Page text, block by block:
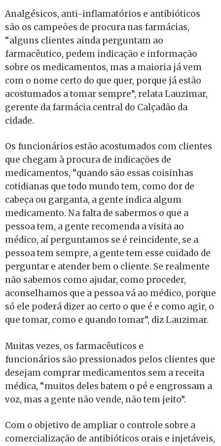
Analgésicos, anti-inflamatórios e antibióticos
são os campeões de procura nas farmácias,
“alguns clientes ainda perguntam ao
farmacêutico, pedem indicação e informação
sobre os medicamentos, mas a maioria já vem
com o nome certo do que quer, porque já estão
acostumados a tomar sempre”, relata Lauzimar,
gerente da farmácia central do Calçadão da
cidade.
Os funcionários estão acostumados com clientes
que chegam à procura de indicações de
medicamentos, “quando são essas coisinhas
cotidianas que todo mundo tem, como dor de
cabeça ou garganta, a gente indica algum
medicamento. Na falta de sabermos o que a
pessoa tem, a gente recomenda a visita ao
médico, aí perguntamos se é reincidente, se a
pessoa tem sempre, a gente tem esse cuidado de
perguntar e atender bem o cliente. Se realmente
não sabemos como ajudar, como proceder,
aconselhamos que a pessoa vá ao médico, porque
só ele poderá dizer ao certo o que é e como agir, o
que tomar, como e quando tomar”, diz Lauzimar.
Muitas vezes, os farmacêuticos e
funcionários são pressionados pelos clientes que
desejam comprar medicamentos sem a receita
médica, “muitos deles batem o pé e engrossam a
voz, mas a gente não vende, não tem jeito”.
Com o objetivo de ampliar o controle sobre a
comercialização de antibióticos orais e injetáveis,